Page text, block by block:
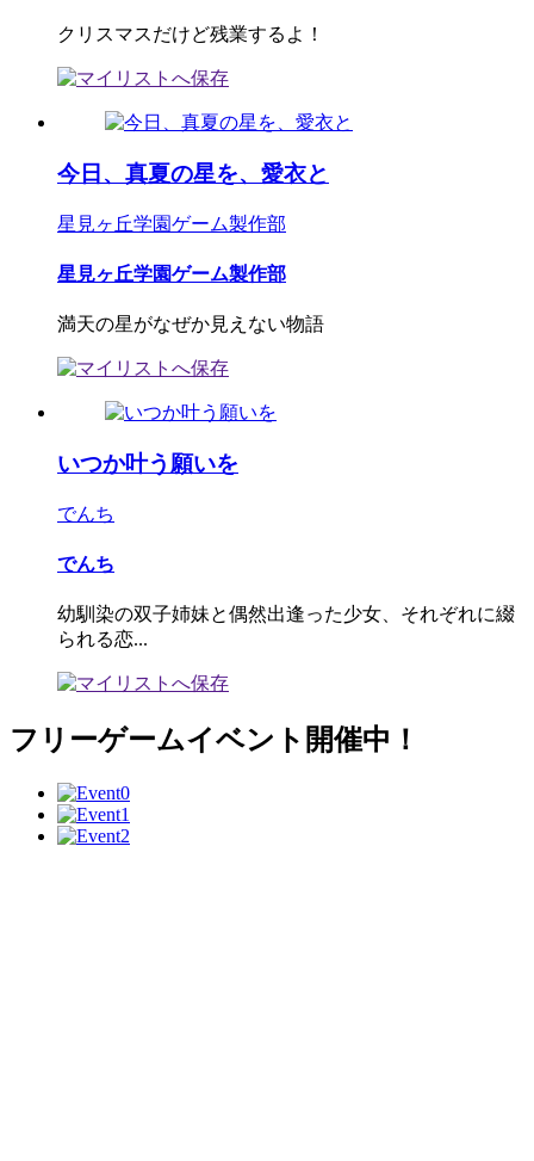
クリスマスだけど残業するよ！
今日、真夏の星を、愛衣と
星見ヶ丘学園ゲーム製作部
星見ヶ丘学園ゲーム製作部
満天の星がなぜか見えない物語
いつか叶う願いを
でんち
でんち
幼馴染の双子姉妹と偶然出逢った少女、それぞれに綴
られる恋...
フリーゲームイベント開催中！